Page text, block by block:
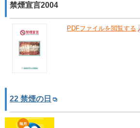
禁煙宣言2004
PDFファイルを閲覧する
22 禁煙の日